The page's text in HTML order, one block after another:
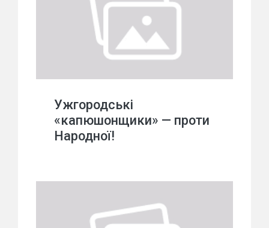
Ужгородські
«капюшонщики» — проти
Народної!